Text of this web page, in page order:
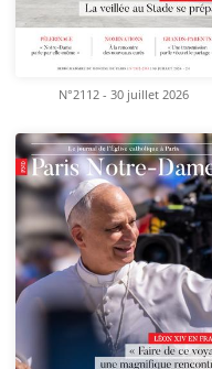
N°2112 - 30 juillet 2026